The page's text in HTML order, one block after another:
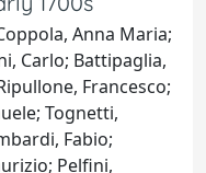
Anna Maria;
Carlo; Battipaglia,
Francesco;
Tognetti,
Fabio;
Pelfini,